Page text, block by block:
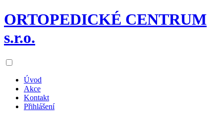
ORTOPEDICKÉ CENTRUM
s.r.o.
Úvod
Akce
Kontakt
Přihlášení